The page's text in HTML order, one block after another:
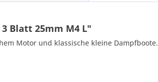
Blatt 25mm M4 L"
Motor und klassische kleine Dampfboote.